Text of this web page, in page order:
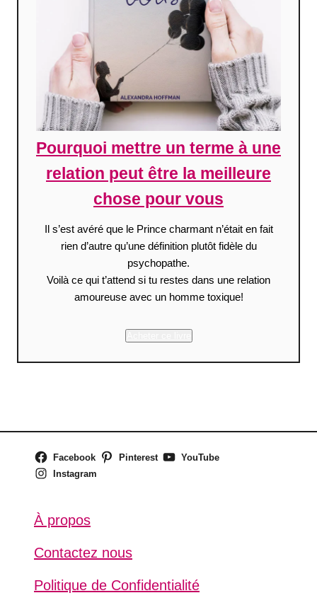
Pourquoi mettre un terme à une
relation peut être la meilleure
chose pour vous
Il s’est avéré que le Prince charmant n’était en fait
rien d’autre qu’une définition plutôt fidèle du
psychopathe.
Voilà ce qui t’attend si tu restes dans une relation
amoureuse avec un homme toxique!
Facebook Pinterest
YouTube
Instagram
À propos
Contactez nous
Politique de Confidentialité